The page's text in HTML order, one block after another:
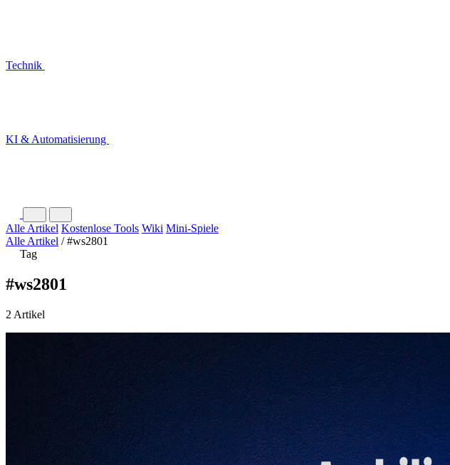
Technik
KI & Automatisierung
Alle Artikel Kostenlose Tools Wiki Mini-Spiele
Alle Artikel / #ws2801
Tag
#ws2801
2 Artikel